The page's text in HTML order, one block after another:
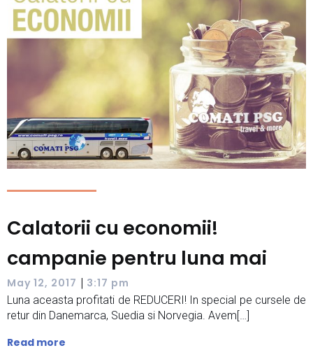
Calatorii cu economii!
campanie pentru luna mai
May 12, 2017 | 3:17 pm
Luna aceasta profitati de REDUCERI! In special pe cursele de
retur din Danemarca, Suedia si Norvegia. Avem[…]
Read more